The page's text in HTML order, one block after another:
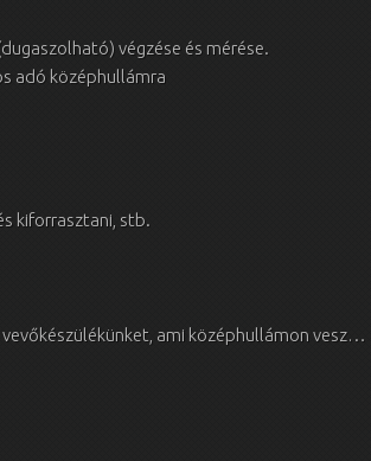
végzése és mérése.
adó középhullámra
kiforrasztani, stb.
ami középhullámon vesz…